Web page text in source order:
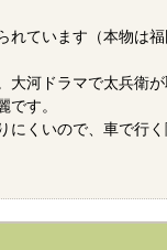
れています（本物は
大河ドラマで太兵衛
す。
にくいので、車で行く